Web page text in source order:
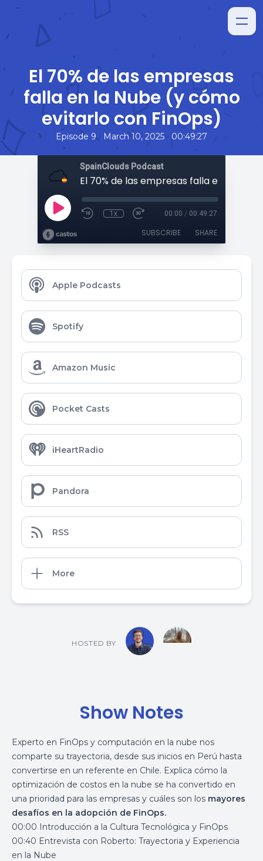
El 70% de las empresas
falla en la Nube (y cómo
evitarlo con FinOps)
Episode 9 • March 10, 2025 • 00:49:27
SpainClouds Podcast
1x 00:00 / 00:49:27
SUBSCRIBE SHARE
Apple Podcasts
Spotify
Amazon Music
Pocket Casts
iHeartRadio
Pandora
RSS
More
HOSTED BY
Show Notes
Experto en FinOps y computación en la nube nos
comparte su trayectoria, desde sus inicios en Perú hasta
convertirse en un referente en Chile. Explica cómo la
optimización de costos en la nube se ha convertido en
una prioridad para las empresas y cuáles son los mayores
desafíos en la adopción de FinOps.
00:00 Introducción a la Cultura Tecnológica y FinOps
00:40 Entrevista con Roberto: Trayectoria y Experiencia
en la Nube